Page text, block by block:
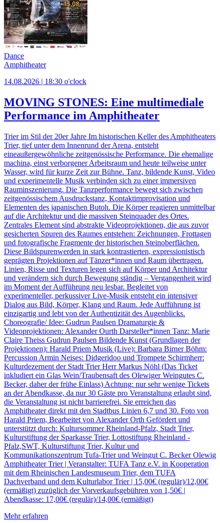
Dance
Amphitheater
14.08.2026 | 18:30 o'clock
MOVING STONES: Eine multimediale
Performance im Amphitheater
Trier im Stil der 20er Jahre Im historischen Keller des Amphitheaters
Trier, tief unter dem Innenrund der Arena, entsteht
eineaußergewöhnliche zeitgenössische Performance. Die ehemalige
machina, einst verborgener Arbeitsraum und heute teilweise unter
Wasser, wird für kurze Zeit zur Bühne. Tanz, bildende Kunst, Video
und experimentelle Musik verbinden sich zu einer immersiven
Rauminszenierung. Die Tanzperformance bewegt sich zwischen
zeitgenössischem Ausdruckstanz, Kontaktimprovisation und
Elementen des japanischen Butoh. Die Körper reagieren unmittelbar
auf die Architektur und die massiven Steinquader des Ortes.
Zentrales Element sind abstrakte Videoprojektionen, die aus zuvor
gesicherten Spuren des Raumes entstehen: Zeichnungen, Frottagen
und fotografische Fragmente der historischen Steinoberflächen.
Diese Bildspurenwerden in stark kontrastierten, expressionistisch
geprägten Projektionen auf Tänzer*innen und Raum übertragen.
Linien, Risse und Texturen legen sich auf Körper und Architektur
und verändern sich durch Bewegung ständig – Vergangenheit wird
im Moment der Aufführung neu lesbar. Begleitet von
experimenteller, perkussiver Live-Musik entsteht ein intensiver
Dialog aus Bild, Körper, Klang und Raum. Jede Aufführung ist
einzigartig und lebt von der Authentizität des Augenblicks.
Choreografie/ Idee: Gudrun Paulsen Dramaturgie &
Videoprojektionen: Alexander Ourth Darsteller*innen Tanz: Marie
Claire Theiss Gudrun Paulsen Bildende Kunst (Grundlagen der
Projektionen): Harald Priem Musik (Live): Barbara Birner Böhm:
Percussion Armin Neises: Didgeridoo und Trompete Schirmherr:
Kulturdezernent der Stadt Trier Herr Markus Nöhl (Das Ticket
inkludiert ein Glas Wein/Traubensaft des Olewiger Weingutes C.
Becker, daher der frühe Einlass) Achtung: nur sehr wenige Tickets
an der Abendkasse, da nur 30 Gäste pro Veranstaltung erlaubt sind,
die Veranstaltung ist nicht barrierefrei. Sie erreichen das
Amphitheater direkt mit den Stadtbus Linien 6,7 und 30. Foto von
Harald Priem, Bearbeitet von Alexander Orth Gefördert und
unterstützt durch: Kultursommer Rheinland-Pfalz, Stadt Trier,
Kulturstiftung der Sparkasse Trier, Lottostiftung Rheinland -
Pfalz,SWT, Kulturstiftung Trier, Kultur und
Kommunikationszentrum Tufa-Trier und Weingut C. Becker Olewig
Amphitheater Trier | Veranstalter: TUFA Tanz e.V. in Kooperation
mit dem Rheinischen Landesmuseum Trier, dem TUFA
Dachverband und dem Kulturlabor Trier | 15,00€ (regulär)/12,00€
(ermäßigt) zuzüglich der Vorverkaufsgebühren von 1,50€ |
Abendkasse: 17,00€ (regulär)/14,00€ (ermäßigt)
Mehr erfahren